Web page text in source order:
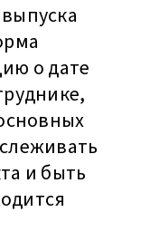
о дате
и быть